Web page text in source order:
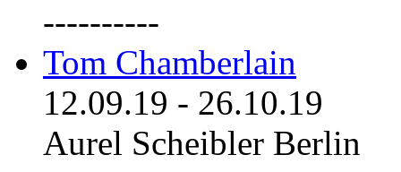
----------
Tom Chamberlain
12.09.19 - 26.10.19
Aurel Scheibler Berlin